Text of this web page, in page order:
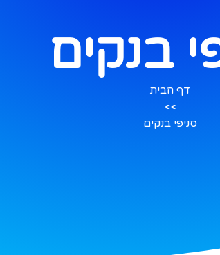
בנקים
דף הבית
>>
סניפי בנקים